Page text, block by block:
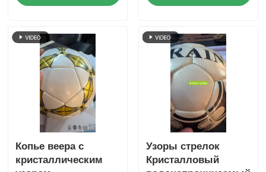
водонепроницаемой
и настраиваемым
рисунком
водонепроницаемой
подкладкой и
настраиваемым
узором
Копье веера с
кристаллическим
Узоры стрелок
Кристалловый